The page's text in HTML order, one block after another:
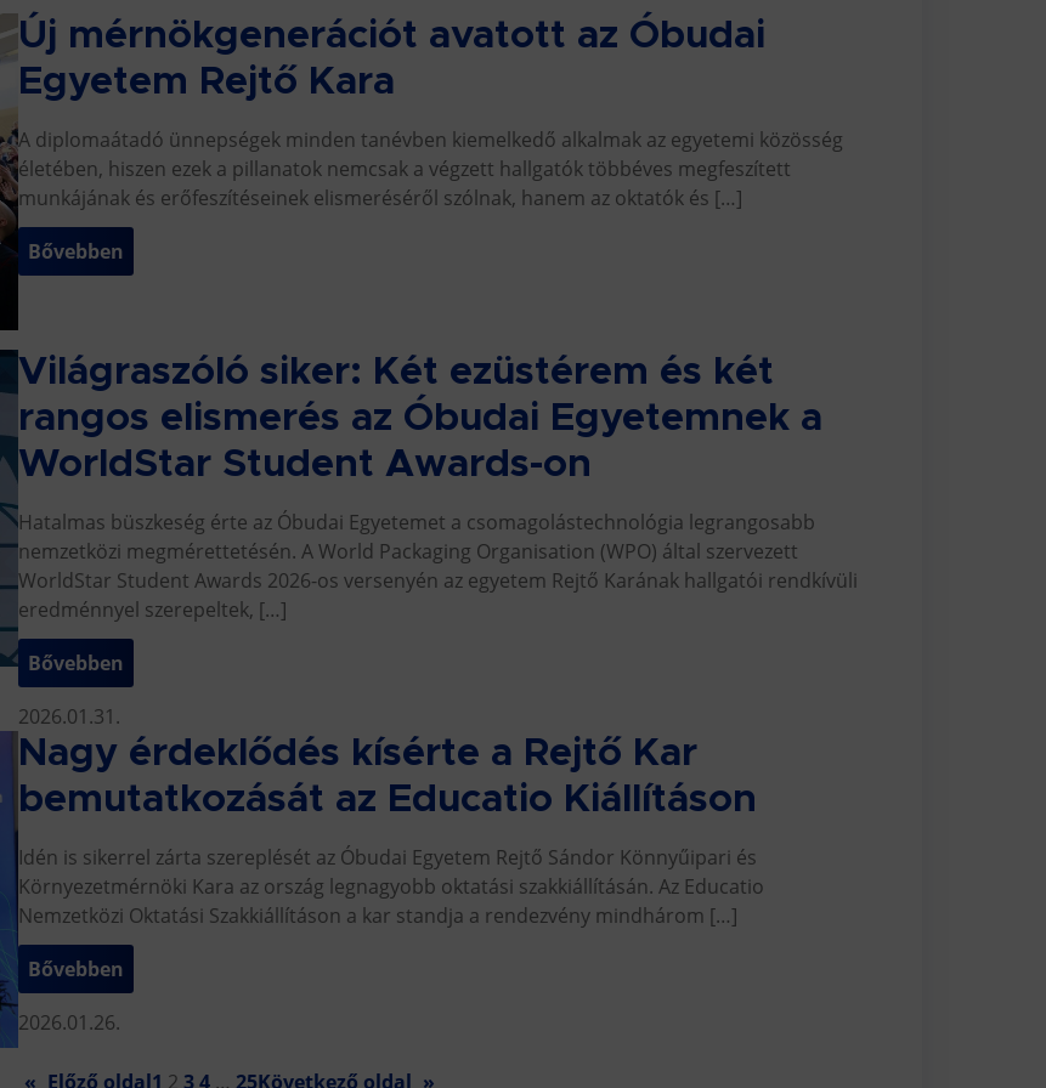
Új mérnökgenerációt avatott az Óbudai
Egyetem Rejtő Kara
A diplomaátadó ünnepségek minden tanévben kiemelkedő alkalmak az egyetemi közösség
életében, hiszen ezek a pillanatok nemcsak a végzett hallgatók többéves megfeszített
munkájának és erőfeszítéseinek elismeréséről szólnak, hanem az oktatók és […]
Bővebben
Világraszóló siker: Két ezüstérem és két
rangos elismerés az Óbudai Egyetemnek a
WorldStar Student Awards-on
Hatalmas büszkeség érte az Óbudai Egyetemet a csomagolástechnológia legrangosabb
nemzetközi megmérettetésén. A World Packaging Organisation (WPO) által szervezett
WorldStar Student Awards 2026-os versenyén az egyetem Rejtő Karának hallgatói rendkívüli
eredménnyel szerepeltek, […]
Bővebben
2026.01.31.
Nagy érdeklődés kísérte a Rejtő Kar
bemutatkozását az Educatio Kiállításon
Idén is sikerrel zárta szereplését az Óbudai Egyetem Rejtő Sándor Könnyűipari és
Környezetmérnöki Kara az ország legnagyobb oktatási szakkiállításán. Az Educatio
Nemzetközi Oktatási Szakkiállításon a kar standja a rendezvény mindhárom […]
Bővebben
2026.01.26.
« Előző oldal1 2 34 … 25Következő oldal »